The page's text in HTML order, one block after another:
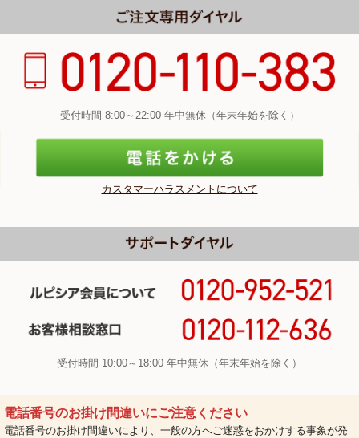
受付時間 8:00～22:00 年中無休（年末年始を除く）
カスタマーハラスメントについて
受付時間 10:00～18:00 年中無休（年末年始を除く）
電話番号のお掛け間違いにご注意ください
電話番号のお掛け間違いにより、一般の方へご迷惑をおかけする事象が発